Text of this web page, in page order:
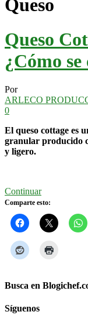
Queso
Queso
¿Cómo se
Por
ARLECO
0
El queso cottage es
granular producido
y ligero.
Continuar
Comparte esto:
Busca en
Síguenos